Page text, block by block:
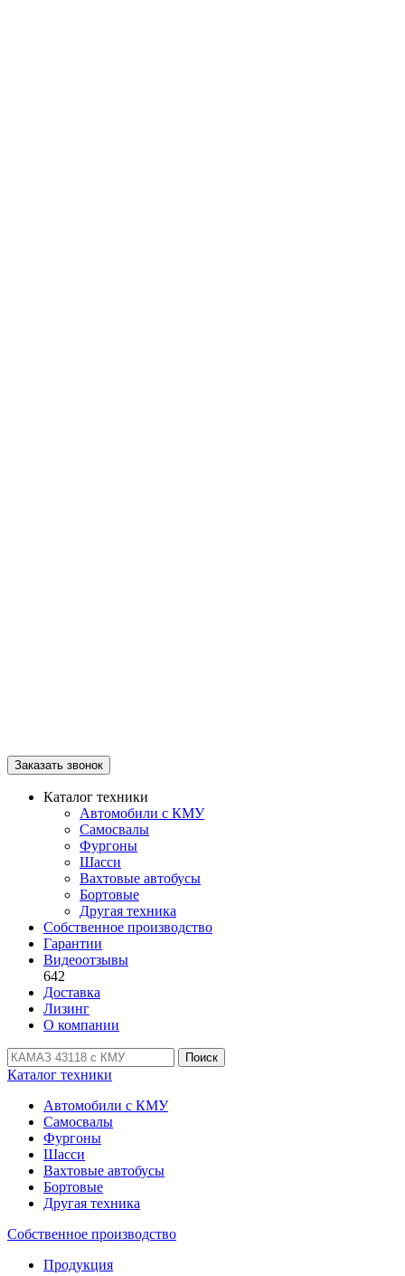
Заказать звонок
Каталог техники
Автомобили с КМУ
Самосвалы
Фургоны
Шасси
Вахтовые автобусы
Бортовые
Другая техника
Собственное производство
Гарантии
Видеоотзывы
642
Доставка
Лизинг
О компании
Поиск
Каталог техники
Автомобили с КМУ
Самосвалы
Фургоны
Шасси
Вахтовые автобусы
Бортовые
Другая техника
Собственное производство
Продукция